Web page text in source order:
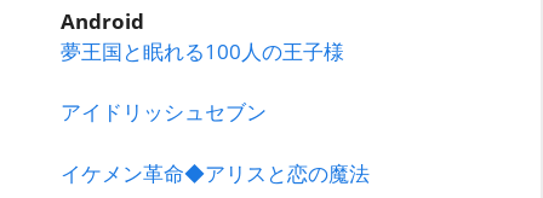
Android
夢王国と眠れる100人の王子様
アイドリッシュセブン
イケメン革命◆アリスと恋の魔法